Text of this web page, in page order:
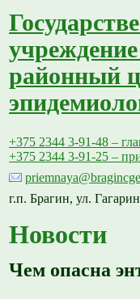
районный
+375 2344 3-91-48 –
+375 2344 3-91-25 –
г.п. Брагин, ул.
Новости
Чем опасна